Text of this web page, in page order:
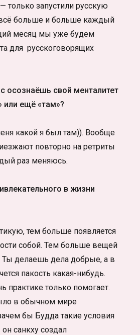
только запустили русскую
больше и больше каждый
месяц мы уже будем
для русскоговорящих
осознаёшь свой менталитет
ещё «там»?
какой я был там)). Вообще
повторно на ретриты
раз меняюсь.
в жизни
тем больше появляется
собой. Тем больше вещей
Ты делаешь дела добрые, а в
пакость какая-нибудь.
практике только помогает.
в обычном мире
бы Будда такие условия
санкху создал